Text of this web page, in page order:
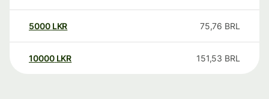
5000 LKR 75,76 BRL
10000 LKR 151,53 BRL